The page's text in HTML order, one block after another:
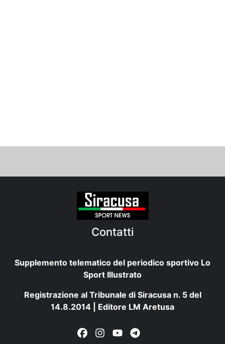
Contatti
Supplemento telematico del periodico sportivo Lo
Sport Illustrato
Registrazione al Tribunale di Siracusa n. 5 del
14.8.2014 | Editore LM Aretusa